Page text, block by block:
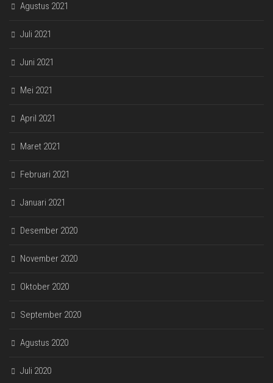
Agustus 2021
Juli 2021
Juni 2021
Mei 2021
April 2021
Maret 2021
Februari 2021
Januari 2021
Desember 2020
November 2020
Oktober 2020
September 2020
Agustus 2020
Juli 2020